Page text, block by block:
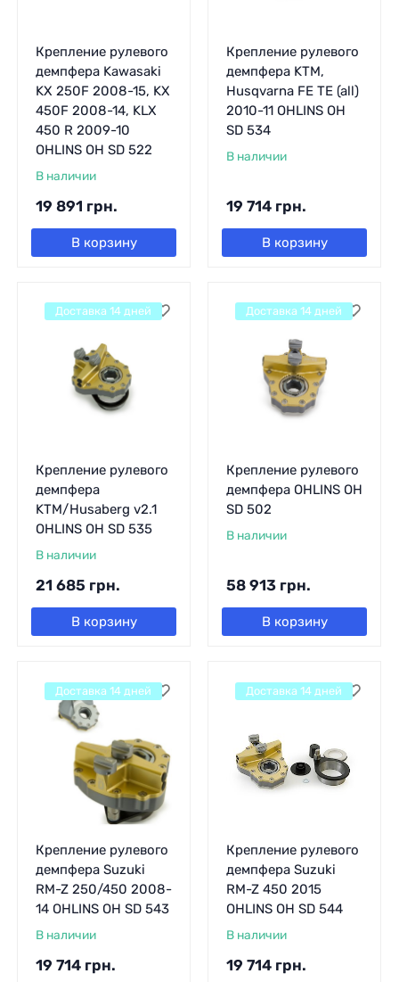
Крепление рулевого
демпфера Kawasaki
KX 250F 2008-15, KX
450F 2008-14, KLX
450 R 2009-10
OHLINS OH SD 522
В наличии
19 891 грн.
В корзину
Крепление рулевого
демпфера KTM,
Husqvarna FE TE (all)
2010-11 OHLINS OH
SD 534
В наличии
19 714 грн.
В корзину
Крепление рулевого
демпфера
KTM/Husaberg v2.1
OHLINS OH SD 535
В наличии
21 685 грн.
В корзину
Доставка 14 дней
Крепление рулевого
демпфера OHLINS OH
SD 502
В наличии
58 913 грн.
В корзину
Доставка 14 дней
Крепление рулевого
демпфера Suzuki
RM-Z 250/450 2008-
14 OHLINS OH SD 543
В наличии
19 714 грн.
Доставка 14 дней
Крепление рулевого
демпфера Suzuki
RM-Z 450 2015
OHLINS OH SD 544
В наличии
19 714 грн.
Доставка 14 дней